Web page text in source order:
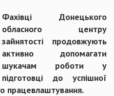
Фахівці Донецького
обласного центру
зайнятості продовжують
активно допомагати
шукачам роботи у
підготовці до успішної
працевлаштування.